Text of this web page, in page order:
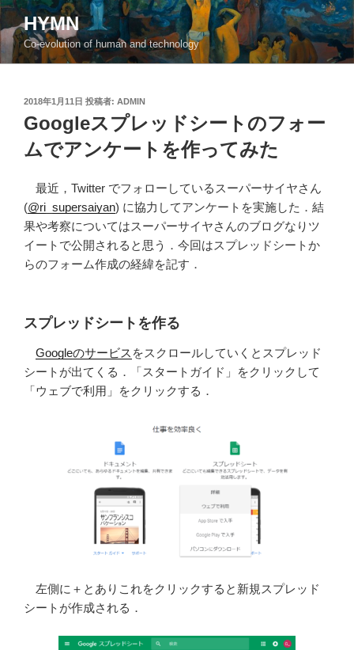
コ
ン
テ
ン
HYMN
Co-evolution of human and technology
投
稿
日:
2018年1月11日 投稿者: ADMIN
Googleスプレッドシートのフォー
ムでアンケートを作ってみた
最近，Twitter でフォローしているスーパーサイヤさん
(@ri_supersaiyan) に協力してアンケートを実施した．結
果や考察についてはスーパーサイヤさんのブログなりツ
イートで公開されると思う．今回はスプレッドシートか
らのフォーム作成の経緯を記す．
スプレッドシートを作る
Googleのサービス をスクロールしていくとスプレッド
シートが出てくる．「スタートガイド」をクリックして
「ウェブで利用」をクリックする．
左側に＋とありこれをクリックすると新規スプレッド
シートが作成される．